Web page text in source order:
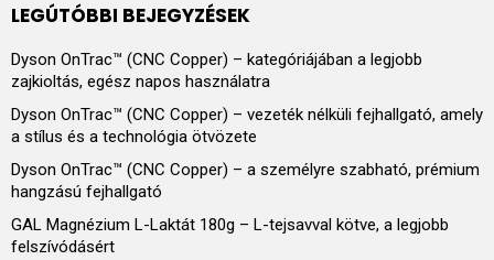
LEGÚTÓBBI BEJEGYZÉSEK
Dyson OnTrac™ (CNC Copper) – kategóriájában a legjobb
zajkioltás, egész napos használatra
Dyson OnTrac™ (CNC Copper) – vezeték nélküli fejhallgató, amely
a stílus és a technológia ötvözete
Dyson OnTrac™ (CNC Copper) – a személyre szabható, prémium
hangzású fejhallgató
GAL Magnézium L-Laktát 180g – L-tejsavval kötve, a legjobb
felszívódásért